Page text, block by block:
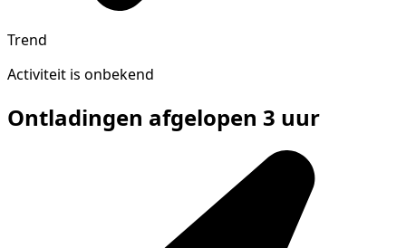
Trend
Activiteit is onbekend
Ontladingen afgelopen 3 uur